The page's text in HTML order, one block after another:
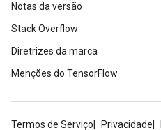
Notas da versão
Stack Overflow
Diretrizes da marca
Menções do TensorFlow
Termos de Serviço Privacidade